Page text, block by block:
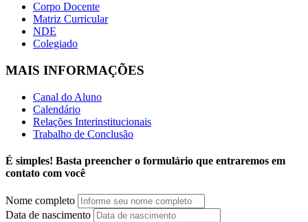
Corpo Docente
Matriz Curricular
NDE
Colegiado
MAIS INFORMAÇÕES
Canal do Aluno
Calendário
Relações Interinstitucionais
Trabalho de Conclusão
É simples! Basta preencher o formulário que entraremos em
contato com você
Nome completo
Data de nascimento